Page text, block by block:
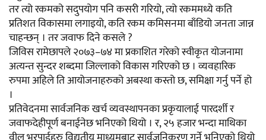
तर त्यो रकमको सदुपयोग पनि कसरी गरियो, त्यो रकममध्ये कति
प्रतिशत विकासमा लगाइयो, कति रकम कमिसनमा बाँडियो जनता जान्न
चाहन्छन् । तर जवाफ दिने कसले ?
जिविस रामेछापले २०७३–७४ मा प्रकाशित गरेको स्वीकृत योजनामा
अत्यन्त सुन्दर शब्दमा जिल्लाको विकास गरिएको छ । व्यवहारिक
रुपमा अहिले ति आयोजनाहरुको अबस्था कस्तो छ, समिक्षा गर्नु पर्ने हो
।
प्रतिवेदनमा सार्वजनिक खर्च व्यवस्थापनका प्रकृयालाई पारदर्शी र
जवाफदेहीपूर्ण बनाईनेछ भनिएको थियो । र, २५ हजार भन्दा माथिका